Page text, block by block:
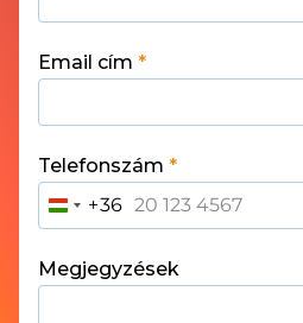
Email cím *
Telefonszám *
H
U
N
G
+36
Megjegyzések